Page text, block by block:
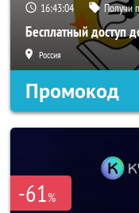
16:43:03 Получи
Бесплатный доступ
Россия
Промокод
-61%